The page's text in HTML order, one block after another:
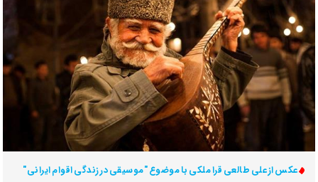
عکس از علی طالعی قرا ملکی با موضوع "موسیقی در زندگی اقوام ایرانی"